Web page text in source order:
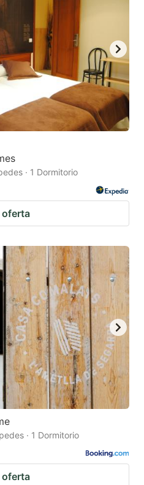
· 1 Dormitorio
oferta
· 1 Dormitorio
oferta